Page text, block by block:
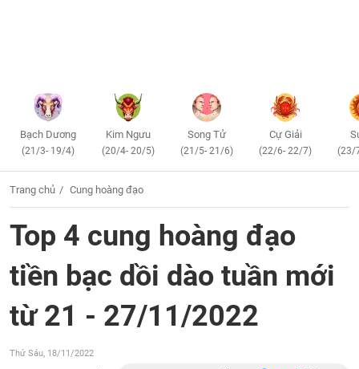
Bạch Dương
(21/3- 19/4)
Kim Ngưu
(20/4- 20/5)
Song Tử
(21/5- 21/6)
Cự Giải
(22/6- 22/7) (23/
Trang chủ Cung hoàng đạo
Top 4 cung hoàng đạo
tiền bạc dồi dào tuần mới
từ 21 - 27/11/2022
Thứ Sáu, 18/11/2022